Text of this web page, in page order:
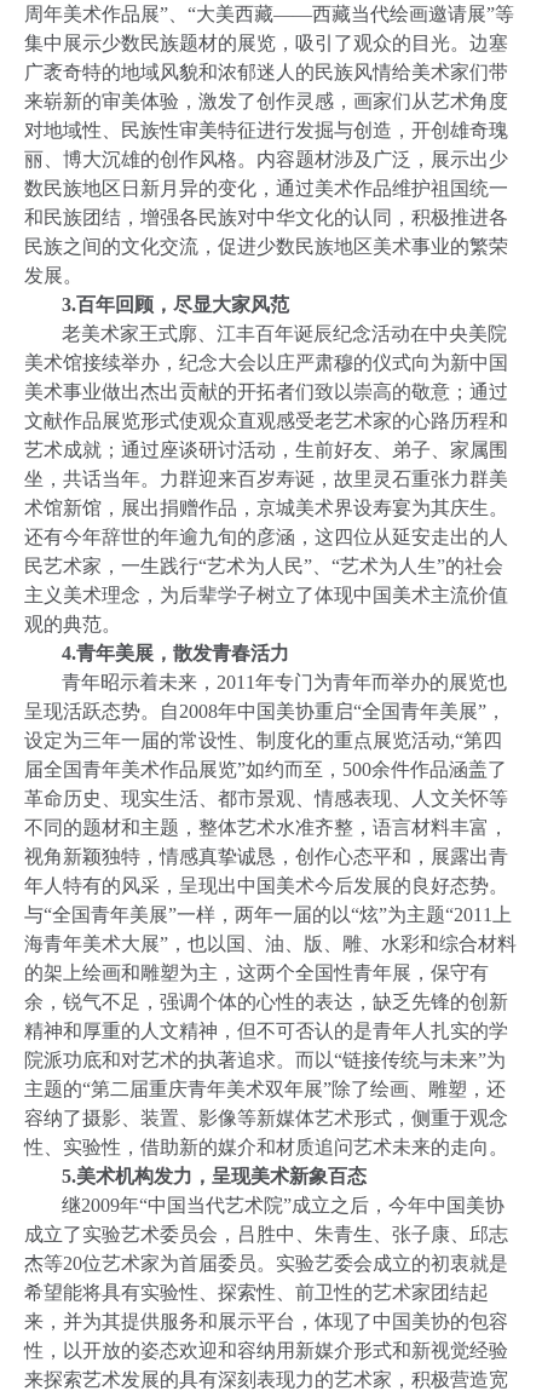
周年美术作品展”、“大美西藏——西藏当代绘画邀请展”等
集中展示少数民族题材的展览，吸引了观众的目光。边塞
广袤奇特的地域风貌和浓郁迷人的民族风情给美术家们带
来崭新的审美体验，激发了创作灵感，画家们从艺术角度
对地域性、民族性审美特征进行发掘与创造，开创雄奇瑰
丽、博大沉雄的创作风格。内容题材涉及广泛，展示出少
数民族地区日新月异的变化，通过美术作品维护祖国统一
和民族团结，增强各民族对中华文化的认同，积极推进各
民族之间的文化交流，促进少数民族地区美术事业的繁荣
发展。
3.百年回顾，尽显大家风范
老美术家王式廓、江丰百年诞辰纪念活动在中央美院
美术馆接续举办，纪念大会以庄严肃穆的仪式向为新中国
美术事业做出杰出贡献的开拓者们致以崇高的敬意；通过
文献作品展览形式使观众直观感受老艺术家的心路历程和
艺术成就；通过座谈研讨活动，生前好友、弟子、家属围
坐，共话当年。力群迎来百岁寿诞，故里灵石重张力群美
术馆新馆，展出捐赠作品，京城美术界设寿宴为其庆生。
还有今年辞世的年逾九旬的彦涵，这四位从延安走出的人
民艺术家，一生践行“艺术为人民”、“艺术为人生”的社会
主义美术理念，为后辈学子树立了体现中国美术主流价值
观的典范。
4.青年美展，散发青春活力
青年昭示着未来， 2011年专门为青年而举办的展览也
呈现活跃态势。自2008年中国美协重启“全国青年美展”，
设定为三年一届的常设性、制度化的重点展览活动,“第四
届全国青年美术作品展览”如约而至， 500余件作品涵盖了
革命历史、现实生活、都市景观、情感表现、人文关怀等
不同的题材和主题，整体艺术水准齐整，语言材料丰富，
视角新颖独特，情感真挚诚恳，创作心态平和，展露出青
年人特有的风采，呈现出中国美术今后发展的良好态势。
与“全国青年美展”一样，两年一届的以“炫”为主题“2011
上
海青年美术大展”，也以国、油、版、雕、水彩和综合材料
的架上绘画和雕塑为主，这两个全国性青年展，保守有
余，锐气不足，强调个体的心性的表达，缺乏先锋的创新
精神和厚重的人文精神，但不可否认的是青年人扎实的学
院派功底和对艺术的执著追求。而以“链接传统与未来”为
主题的“第二届重庆青年美术双年展”除了绘画、雕塑，还
容纳了摄影、装置、影像等新媒体艺术形式，侧重于观念
性、实验性，借助新的媒介和材质追问艺术未来的走向。
5.美术机构发力，呈现美术新象百态
继2009年“中国当代艺术院”成立之后，今年中国美协
成立了实验艺术委员会，吕胜中、朱青生、张子康、邱志
杰等20位艺术家为首届委员。实验艺委会成立的初衷就是
希望能将具有实验性、探索性、前卫性的艺术家团结起
来，并为其提供服务和展示平台，体现了中国美协的包容
性，以开放的姿态欢迎和容纳用新媒介形式和新视觉经验
来探索艺术发展的具有深刻表现力的艺术家，积极营造宽